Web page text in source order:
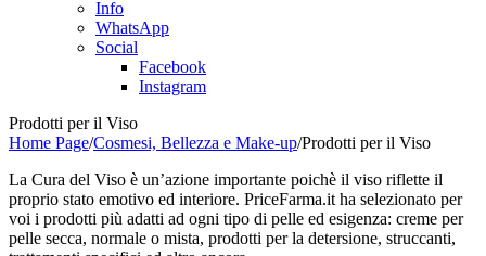
Info
WhatsApp
Social
Facebook
Instagram
Prodotti per il Viso
Home Page/Cosmesi, Bellezza e Make-up/Prodotti per il Viso
La Cura del Viso è un’azione importante poichè il viso riflette il
proprio stato emotivo ed interiore. PriceFarma.it ha selezionato per
voi i prodotti più adatti ad ogni tipo di pelle ed esigenza: creme per
pelle secca, normale o mista, prodotti per la detersione, struccanti,